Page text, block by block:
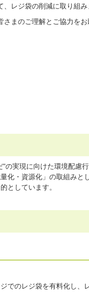
、レジ袋の削減に取り組み
さまのご理解とご協力をお
実現に向けた環境配慮
化・資源化」の取組みと
としています。
でのレジ袋を有料化し、